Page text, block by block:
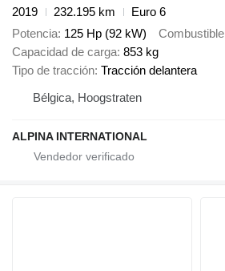
2019
232.195 km
Euro 6
Potencia 125 Hp (92 kW) Combustible
Capacidad de carga 853 kg
Tipo de tracción Tracción delantera
Bélgica, Hoogstraten
ALPINA INTERNATIONAL